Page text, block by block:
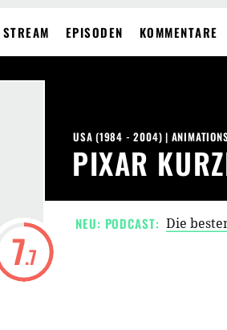
STREAM EPISODEN KOMMENTARE
7.7
PIXAR
USA (1984 - 2004) |
NEU: PODCAST: Die